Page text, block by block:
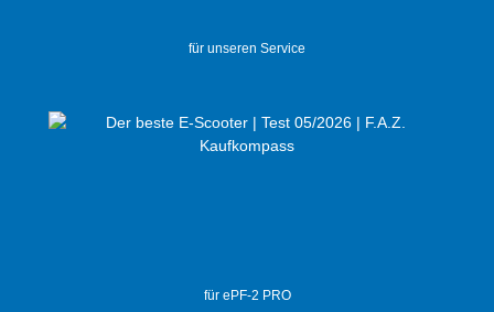
für unseren Service
für ePF-2 PRO